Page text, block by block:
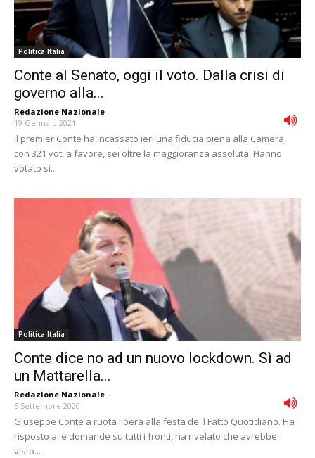
Politica Italia
Conte al Senato, oggi il voto. Dalla crisi di
governo alla...
Redazione Nazionale -
19 Gennaio 2021
Il premier Conte ha incassato ieri una fiducia piena alla Camera,
con 321 voti a favore, sei oltre la maggioranza assoluta. Hanno
votato sì...
Politica Italia
Conte dice no ad un nuovo lockdown. Sì ad
un Mattarella...
Redazione Nazionale -
5 Settembre 2020
Giuseppe Conte a ruota libera alla festa de il Fatto Quotidiano. Ha
risposto alle domande su tutti i fronti, ha rivelato che avrebbe
visto...